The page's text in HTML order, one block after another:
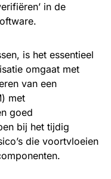
in de
is het essentieel
omgaat met
van een
met
goed
bij het tijdig
die voortvloeien